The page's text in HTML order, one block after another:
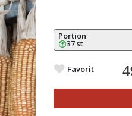
Portion
37 st
Favorit